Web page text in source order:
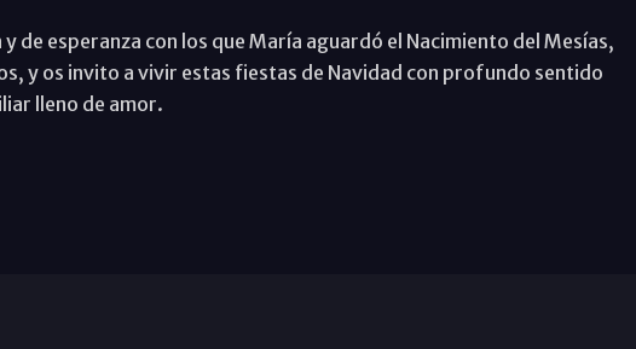
de esperanza con los que María aguardó el Nacimiento del Mesías,
y os invito a vivir estas fiestas de Navidad con profundo sentido
lleno de amor.